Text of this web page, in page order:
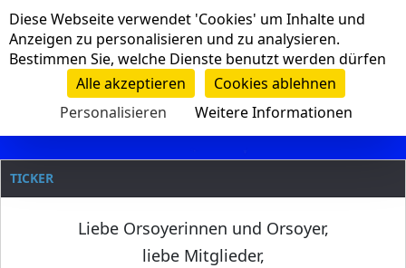
Navigation
Clanname
TICKER
Liebe Orsoyerinnen und Orsoyer,
liebe Mitglieder,
Cookie-Einstellungen
Diese Webseite verwendet 'Cookies' um Inhalte und
Anzeigen zu personalisieren und zu analysieren.
Bestimmen Sie, welche Dienste benutzt werden dürfen
Alle akzeptieren
Cookies ablehnen
Personalisieren
Weitere Informationen